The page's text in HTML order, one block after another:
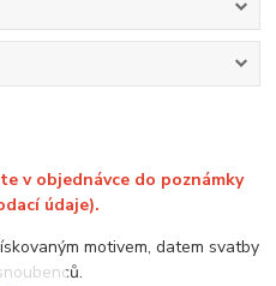
v objednávce do poznámky
údaje).
motivem, datem svatby